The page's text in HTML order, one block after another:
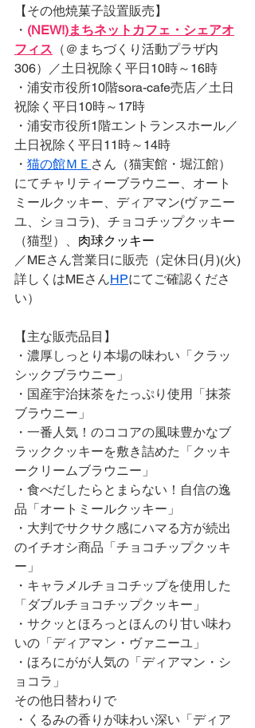
【その他焼菓子設置販売】
・ (NEW!)まちネットカフェ・シェアオ
フィス （＠まちづくり活動プラザ内
306）／土日祝除く平日10時～16時
・浦安市役所10階sora-cafe売店／土日
祝除く平日10時～17時
・浦安市役所1階エントランスホール／
土日祝除く平日11時～14時
・ 猫の館ＭＥ さん（猫実館・堀江館）
にてチャリティーブラウニー、オート
ミールクッキー、ディアマン(ヴァニー
ユ、ショコラ)、チョコチップクッキー
（猫型）、 肉球クッキー
／MEさん営業日に販売（定休日(月)(火)
詳しくはMEさんHPにてご確認くださ
い）
【主な販売品目】
・濃厚しっとり本場の味わい「クラッ
シックブラウニー」
・国産宇治抹茶をたっぷり使用「抹茶
ブラウニー」
・一番人気！のココアの風味豊かなブ
ラッククッキーを敷き詰めた「クッキ
ークリームブラウニー」
・食べだしたらとまらない！自信の逸
品「オートミールクッキー」
・大判でサクサク感にハマる方が続出
のイチオシ商品「チョコチップクッキ
ー」
・キャラメルチョコチップを使用した
「ダブルチョコチップクッキー」
・サクッとほろっとほんのり甘い味わ
いの「ディアマン・ヴァニーユ」
・ほろにがが人気の「ディアマン・シ
ョコラ」
その他日替わりで
・くるみの香りが味わい深い「ディア